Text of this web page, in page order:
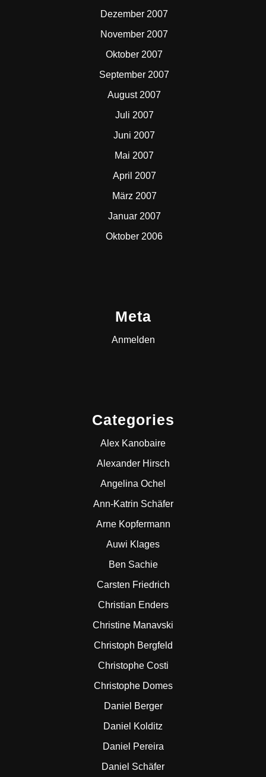
Dezember 2007
November 2007
Oktober 2007
September 2007
August 2007
Juli 2007
Juni 2007
Mai 2007
April 2007
März 2007
Januar 2007
Oktober 2006
Meta
Anmelden
Categories
Alex Kanobaire
Alexander Hirsch
Angelina Ochel
Ann-Katrin Schäfer
Arne Kopfermann
Auwi Klages
Ben Sachie
Carsten Friedrich
Christian Enders
Christine Manavski
Christoph Bergfeld
Christophe Costi
Christophe Domes
Daniel Berger
Daniel Kolditz
Daniel Pereira
Daniel Schäfer